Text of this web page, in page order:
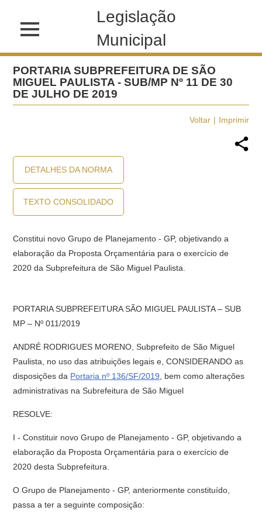
Legislação
Municipal
PORTARIA SUBPREFEITURA DE SÃO
MIGUEL PAULISTA - SUB/MP Nº 11 DE 30
DE JULHO DE 2019
Voltar Imprimir
DETALHES DA NORMA
TEXTO CONSOLIDADO
Constitui novo Grupo de Planejamento - GP, objetivando a
elaboração da Proposta Orçamentária para o exercício de
2020 da Subprefeitura de São Miguel Paulista.
PORTARIA SUBPREFEITURA SÃO MIGUEL PAULISTA – SUB
MP – Nº 011/2019
ANDRÉ RODRIGUES MORENO, Subprefeito de São Miguel
Paulista, no uso das atribuições legais e, CONSIDERANDO as
disposições da Portaria nº 136/SF/2019 , bem como alterações
administrativas na Subrefeitura de São Miguel
RESOLVE:
I - Constituir novo Grupo de Planejamento - GP, objetivando a
elaboração da Proposta Orçamentária para o exercício de
2020 desta Subprefeitura.
O Grupo de Planejamento - GP, anteriormente constituído,
passa a ter a seguinte composição: